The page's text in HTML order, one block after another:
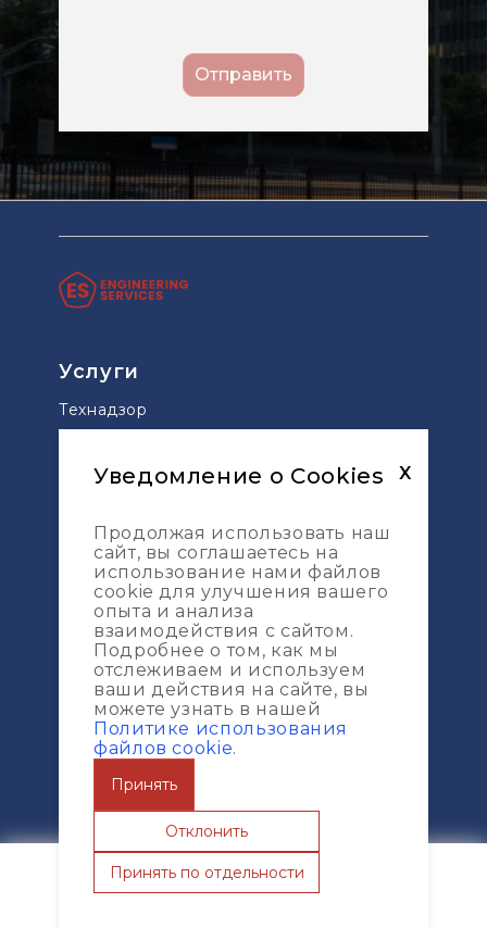
Услуги
Технадзор
Техническое обследование
Технадзор Лифтов
Геодезическая съемка
Финансово-технический контроль
Проектирование
Услуги
Технический надзор мостов и дорог
Управление проектами
Сопровождение проектов по ДДУ
Геодезическая разбивка
Топографическая съемка
Карта сайта
Уведомление о Cookies
Продолжая использовать наш
сайт, вы соглашаетесь на
использование нами файлов
cookie для улучшения вашего
опыта и анализа
взаимодействия с сайтом.
Подробнее о том, как мы
отслеживаем и используем
ваши действия на сайте, вы
можете узнать в нашей
Политике использования
файлов cookie.
Принять
Отклонить
Принять по отдельности
X